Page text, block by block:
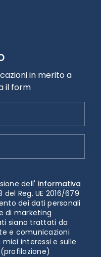
in merito a
il form
dell' informativa
del Reg. UE 2016/679
dei dati personali
di marketing
siano trattati da
e comunicazioni
interessi e sulle